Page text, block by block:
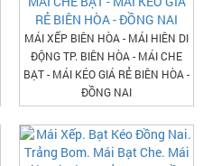
MÁI XẾP BIÊN HÒA - MÁI HIÊN DI
ĐỘNG TP. BIÊN HÒA - MÁI CHE
BẠT - MÁI KÉO GIÁ RẺ BIÊN HÒA -
ĐỒNG NAI